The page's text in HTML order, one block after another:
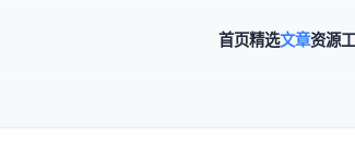
首页精选文章资源